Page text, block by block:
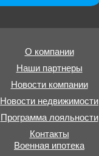
О компании
Наши партнеры
Новости компании
Новости недвижимости
Программа лояльности
Контакты
Военная ипотека